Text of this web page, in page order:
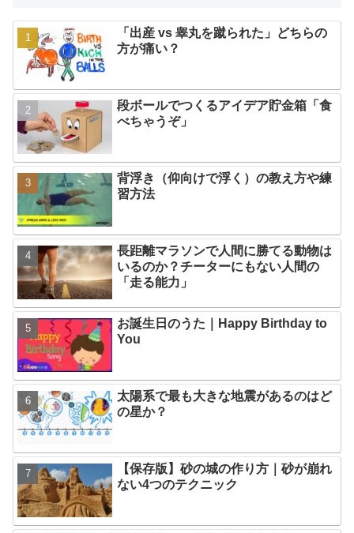
「出産 vs 睾丸を蹴られた」どちらの
方が痛い？
段ボールでつくるアイデア貯金箱「食
べちゃうぞ」
背浮き（仰向けで浮く）の教え方や練
習方法
長距離マラソンで人間に勝てる動物は
いるのか？チーターにもない人間の
「走る能力」
お誕生日のうた｜Happy Birthday to
You
太陽系で最も大きな地震があるのはど
の星か？
【保存版】砂の城の作り方｜砂が崩れ
ない4つのテクニック